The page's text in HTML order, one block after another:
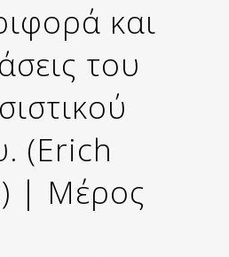
και
του
(Erich
| Μέρος